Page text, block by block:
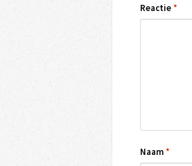
Reactie*
Naam*